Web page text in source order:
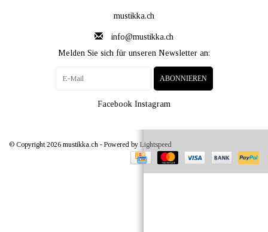
mustikka.ch
info@mustikka.ch
Melden Sie sich für unseren Newsletter an:
ABONNIEREN
Facebook Instagram
© Copyright 2026 mustikka.ch - Powered by Lightspeed